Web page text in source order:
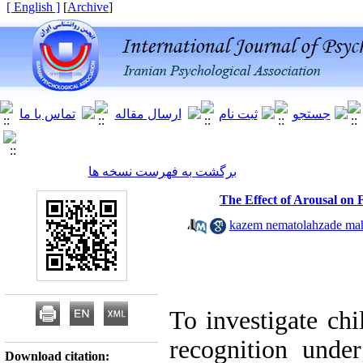
[
Archive
]
[ English ]
برگشت به فهرست نسخه ها
The Effect of Arousal on
،
To investigate
recognition
Download citation: